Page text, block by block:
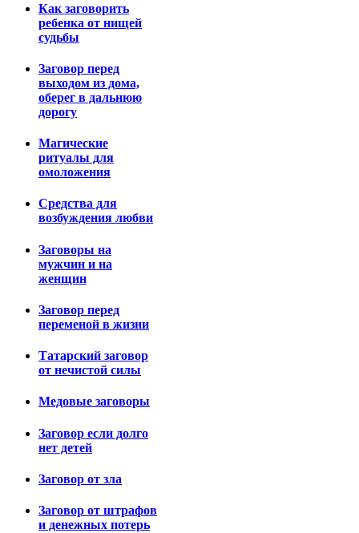
Как заговорить
ребенка от нищей
судьбы
Заговор перед
выходом из дома,
оберег в дальнюю
дорогу
Магические
ритуалы для
омоложения
Средства для
возбуждения любви
Заговоры на
мужчин и на
женщин
Заговор перед
переменой в жизни
Татарский заговор
от нечистой силы
Медовые заговоры
Заговор если долго
нет детей
Заговор от зла
Заговор от штрафов
и денежных потерь